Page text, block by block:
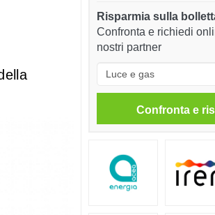
Risparmia sulla
Confronta e richiedi
nostri partner
Confronta e